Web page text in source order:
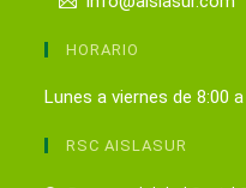
HORARIO
Lunes a viernes de 8:00
RSC AISLASUR